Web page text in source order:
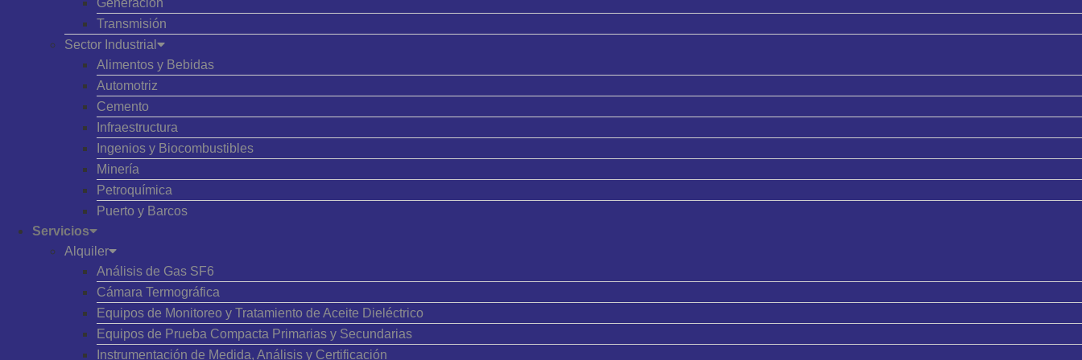
Transmisión
Sector Industrial
Alimentos y Bebidas
Automotriz
Cemento
Infraestructura
Ingenios y Biocombustibles
Minería
Petroquímica
Puerto y Barcos
Servicios
Alquiler
Análisis de Gas SF6
Cámara Termográfica
Equipos de Monitoreo y Tratamiento de Aceite Dieléctrico
Equipos de Prueba Compacta Primarias y Secundarias
Instrumentación de Medida, Análisis y Certificación